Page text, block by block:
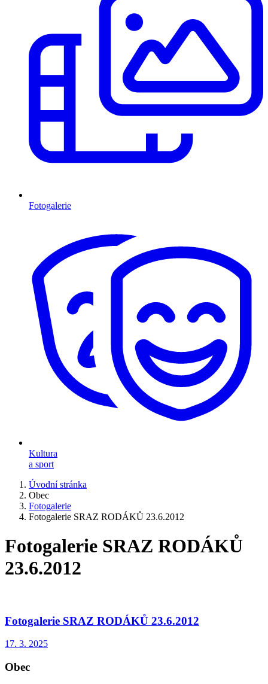
Fotogalerie
Kultura
a sport
Úvodní stránka
Obec
Fotogalerie
Fotogalerie SRAZ RODÁKŮ 23.6.2012
Fotogalerie SRAZ RODÁKŮ
23.6.2012
Fotogalerie SRAZ RODÁKŮ 23.6.2012
17. 3. 2025
Obec